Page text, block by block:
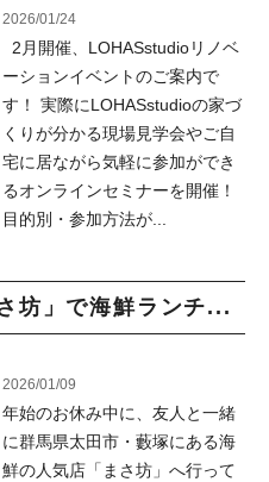
2026/01/24
2月開催、LOHASstudioリノベ
ーションイベントのご案内で
す！ 実際にLOHASstudioの家づ
くりが分かる現場見学会やご自
宅に居ながら気軽に参加ができ
るオンラインセミナーを開催！
目的別・参加方法が...
坊」で海鮮ランチ...
2026/01/09
年始のお休み中に、友人と一緒
に群馬県太田市・藪塚にある海
鮮の人気店「まさ坊」へ行って